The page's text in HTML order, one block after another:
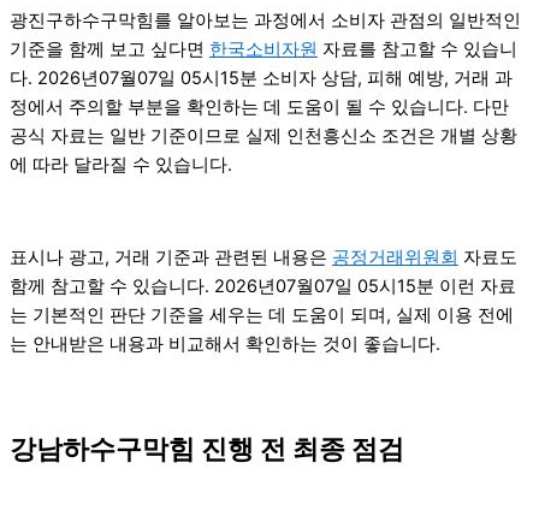
광진구하수구막힘를 알아보는 과정에서 소비자 관점의 일반적인
기준을 함께 보고 싶다면 한국소비자원 자료를 참고할 수 있습니
다. 2026년07월07일 05시15분 소비자 상담, 피해 예방, 거래 과
정에서 주의할 부분을 확인하는 데 도움이 될 수 있습니다. 다만
공식 자료는 일반 기준이므로 실제 인천흥신소 조건은 개별 상황
에 따라 달라질 수 있습니다.
표시나 광고, 거래 기준과 관련된 내용은 공정거래위원회 자료도
함께 참고할 수 있습니다. 2026년07월07일 05시15분 이런 자료
는 기본적인 판단 기준을 세우는 데 도움이 되며, 실제 이용 전에
는 안내받은 내용과 비교해서 확인하는 것이 좋습니다.
강남하수구막힘 진행 전 최종 점검